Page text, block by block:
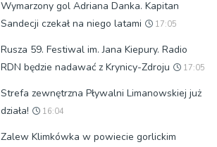
Wymarzony gol Adriana Danka. Kapitan
Sandecji czekał na niego latami
17:05
Rusza 59. Festiwal im. Jana Kiepury. Radio
RDN będzie nadawać z Krynicy-Zdroju
17:05
Strefa zewnętrzna Pływalni Limanowskiej już
działa!
16:04
Zalew Klimkówka w powiecie gorlickim